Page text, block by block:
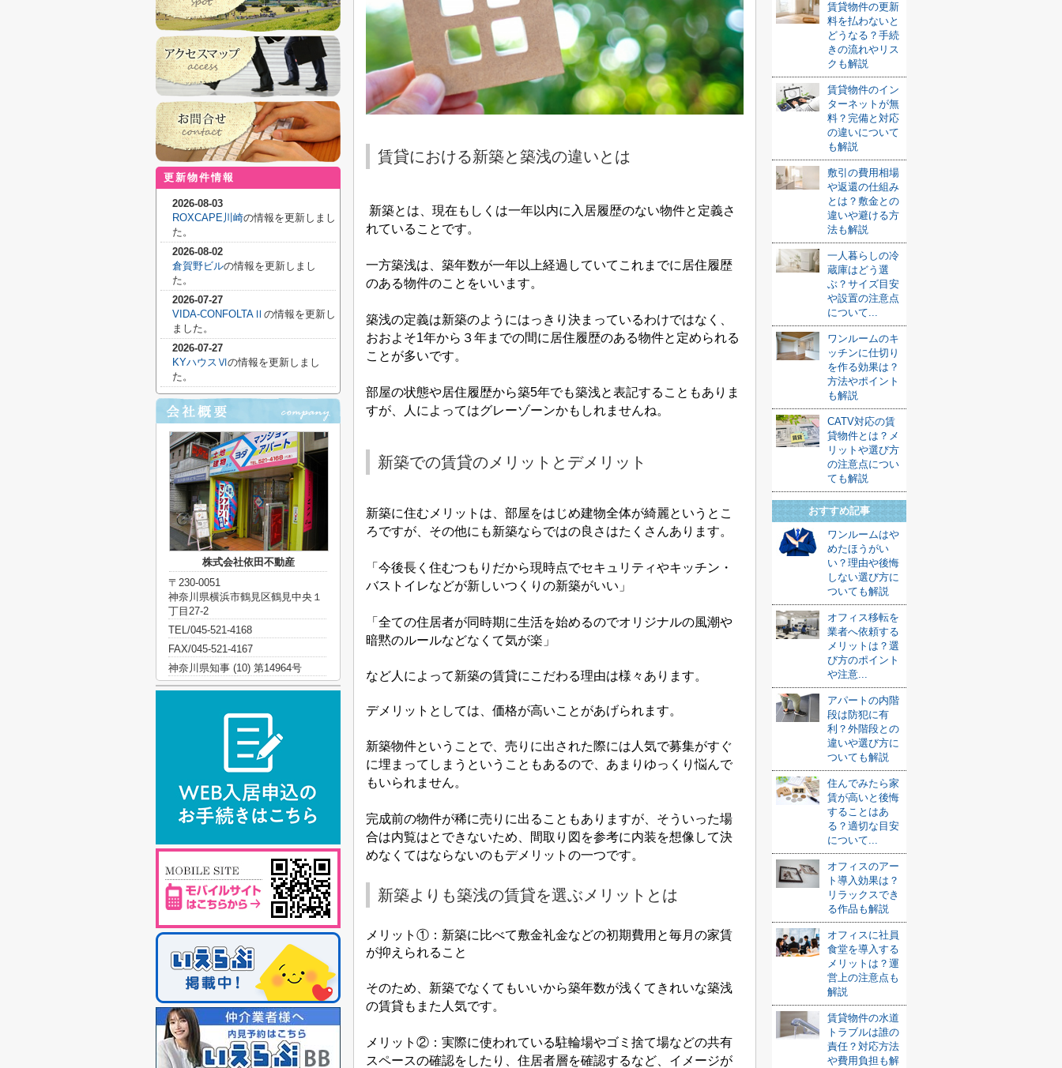
賃貸における新築と築浅の違いとは
新築とは、現在もしくは一年以内に入居履歴のない物件と定義さ
れていることです。
一方築浅は、築年数が一年以上経過していてこれまでに居住履歴
のある物件のことをいいます。
築浅の定義は新築のようにはっきり決まっているわけではなく、
おおよそ1年から３年までの間に居住履歴のある物件と定められる
ことが多いです。
部屋の状態や居住履歴から築5年でも築浅と表記することもありま
すが、人によってはグレーゾーンかもしれませんね。
新築での賃貸のメリットとデメリット
新築に住むメリットは、部屋をはじめ建物全体が綺麗というとこ
ろですが、その他にも新築ならではの良さはたくさんあります。
「今後長く住むつもりだから現時点でセキュリティやキッチン・
バストイレなどが新しいつくりの新築がいい」
「全ての住居者が同時期に生活を始めるのでオリジナルの風潮や
暗黙のルールなどなくて気が楽」
など人によって新築の賃貸にこだわる理由は様々あります。
デメリットとしては、価格が高いことがあげられます。
新築物件ということで、売りに出された際には人気で募集がすぐ
に埋まってしまうということもあるので、あまりゆっくり悩んで
もいられません。
完成前の物件が稀に売りに出ることもありますが、そういった場
合は内覧はとできないため、間取り図を参考に内装を想像して決
めなくてはならないのもデメリットの一つです。
新築よりも築浅の賃貸を選ぶメリットとは
メリット①：新築に比べて敷金礼金などの初期費用と毎月の家賃
が抑えられること
そのため、新築でなくてもいいから築年数が浅くてきれいな築浅
の賃貸もまた人気です。
メリット②：実際に使われている駐輪場やゴミ捨て場などの共有
スペースの確認をしたり、住居者層を確認するなど、イメージが
賃貸物件の更新
料を払わないと
どうなる？手続
きの流れやリス
クも解説
賃貸物件のイン
ターネットが無
料？完備と対応
の違いについて
も解説
敷引の費用相場
や返還の仕組み
とは？敷金との
違いや避ける方
法も解説
一人暮らしの冷
蔵庫はどう選
ぶ？サイズ目安
や設置の注意点
について...
ワンルームのキ
ッチンに仕切り
を作る効果は？
方法やポイント
も解説
CATV対応の賃
貸物件とは？メ
リットや選び方
の注意点につい
ても解説
おすすめ記事
ワンルームはや
めたほうがい
い？理由や後悔
しない選び方に
ついても解説
オフィス移転を
業者へ依頼する
メリットは？選
び方のポイント
や注意...
アパートの内階
段は防犯に有
利？外階段との
違いや選び方に
ついても解説
住んでみたら家
賃が高いと後悔
することはあ
る？適切な目安
について...
オフィスのアー
ト導入効果は？
リラックスでき
る作品も解説
オフィスに社員
食堂を導入する
メリットは？運
営上の注意点も
解説
賃貸物件の水道
トラブルは誰の
責任？対応方法
や費用負担も解
更新物件情報
2026-08-03
ROXCAPE川崎の情報を更新しまし
た。
2026-08-02
倉賀野ビルの情報を更新しまし
た。
2026-07-27
VIDA-CONFOLTAⅡ の情報を更新し
ました。
2026-07-27
KYハウスⅥの情報を更新しまし
た。
株式会社依田不動産
〒230-0051
神奈川県横浜市鶴見区鶴見中央１
丁目27-2
TEL/045-521-4168
FAX/045-521-4167
神奈川県知事 (10) 第14964号